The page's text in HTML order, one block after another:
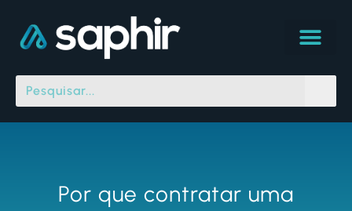
Por que contratar uma